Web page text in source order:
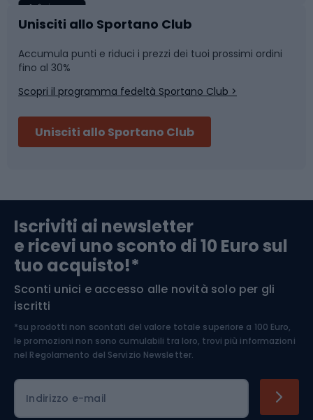
Caschi da ciclismo
Skitouring
Abbigliamento da escursionismo
Nuoto
Pattinaggio
Componenti per biciclette
Arrampicata
Medicina dello sport
Abbigliamento ciclistico
Unisciti allo Sportano Club
Accumula punti e riduci i prezzi dei tuoi prossimi ordini
fino al 30%
Scopri il programma fedeltà Sportano Club >
Unisciti allo Sportano Club
Iscriviti ai newsletter
e ricevi uno sconto di 10 Euro sul
tuo acquisto!*
Sconti unici e accesso alle novità solo per gli
iscritti
*su prodotti non scontati del valore totale superiore a 100 Euro,
le promozioni non sono cumulabili tra loro, trovi più informazioni
nel Regolamento del Servizio Newsletter.
Indirizzo e-mail